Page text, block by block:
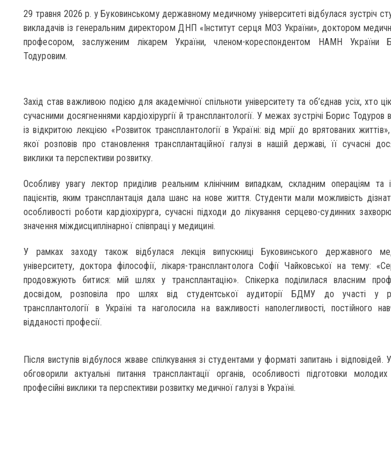
29 травня 2026 р. у Буковинському державному медичному університеті відбулася зустріч
викладачів із генеральним директором ДНП «Інститут серця МОЗ України», доктором
професором, заслуженим лікарем України, членом-кореспондентом НАМН України
Тодуровим.
Захід став важливою подією для академічної спільноти університету та об’єднав усіх, хто
сучасними досягненнями кардіохірургії й трансплантології. У межах зустрічі Борис Тодуров
із відкритою лекцією «Розвиток трансплантології в Україні: від мрії до врятованих
якої розповів про становлення трансплантаційної галузі в нашій державі, її сучасні
виклики та перспективи розвитку.
Особливу увагу лектор приділив реальним клінічним випадкам, складним операціям та
пацієнтів, яким трансплантація дала шанс на нове життя. Студенти мали можливість
особливості роботи кардіохірурга, сучасні підходи до лікування серцево-судинних
значення міждисциплінарної співпраці у медицині.
У рамках заходу також відбулася лекція випускниці Буковинського державного
університету, доктора філософії, лікаря-трансплантолога Софії Чайковської на тему:
продовжують битися: мій шлях у трансплантацію». Спікерка поділилася власним
досвідом, розповіла про шлях від студентської аудиторії БДМУ до участі у
трансплантології в Україні та наголосила на важливості наполегливості, постійного
відданості професії.
Після виступів відбулося жваве спілкування зі студентами у форматі запитань і відповідей.
обговорили актуальні питання трансплантації органів, особливості підготовки молодих
професійні виклики та перспективи розвитку медичної галузі в Україні.